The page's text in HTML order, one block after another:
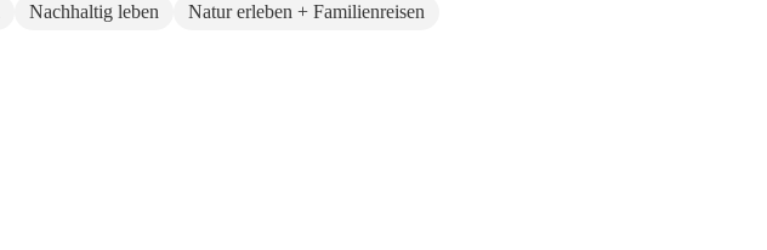
Nachhaltig leben Natur erleben + Familienreisen